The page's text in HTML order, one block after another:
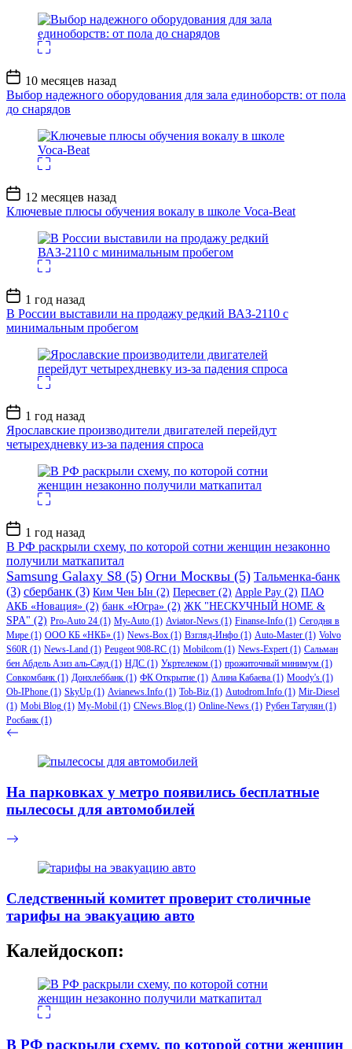
Дата
записи
10 месяцев назад
Выбор надежного оборудования для зала единоборств: от пола
до снарядов
Дата
записи
12 месяцев назад
Ключевые плюсы обучения вокалу в школе Voca-Beat
Дата
записи
1 год назад
В России выставили на продажу редкий ВАЗ-2110 с
минимальным пробегом
Дата
записи
1 год назад
Ярославские производители двигателей перейдут
четырехдневку из-за падения спроса
Дата
записи
1 год назад
В РФ раскрыли схему, по которой сотни женщин незаконно
получили маткапитал
Samsung Galaxy S8 (5) Огни Москвы (5) Тальменка-банк
(3) сбербанк (3) Ким Чен Ын (2) Пересвет (2) Apple Pay (2) ПАО
АКБ «Новация» (2) банк «Югра» (2) ЖК "НЕСКУЧНЫЙ HOME &
SPA" (2) Pro-Auto 24 (1) My-Auto (1) Aviator-News (1) Finanse-Info (1) Сегодня в
Мире (1) ООО КБ «НКБ» (1) News-Box (1) Взгляд-Инфо (1) Auto-Master (1) Volvo
S60R (1) News-Land (1) Peugeot 908-RC (1) Mobilcom (1) News-Expert(1) Сальман
бен Абдель Азиз аль-Сауд (1) НДС (1) Укртелеком (1) прожиточный минимум (1)
Совкомбанк (1) Донхлеббанк (1) ФК Открытие (1) Алина Кабаева (1) Moody's (1)
Ob-IPhone (1) SkyUp (1) Avianews.Info (1) Tob-Biz (1) Autodrom.Info (1) Mir-Diesel
(1) Mobi Blog (1) My-Mobil (1) CNews.Blog (1) Online-News (1) Рубен Татулян (1)
Росбанк (1)
На парковках у метро появились бесплатные
пылесосы для автомобилей
Следственный комитет проверит столичные
тарифы на эвакуацию авто
Калейдоскоп:
В РФ раскрыли схему, по которой сотни женщин